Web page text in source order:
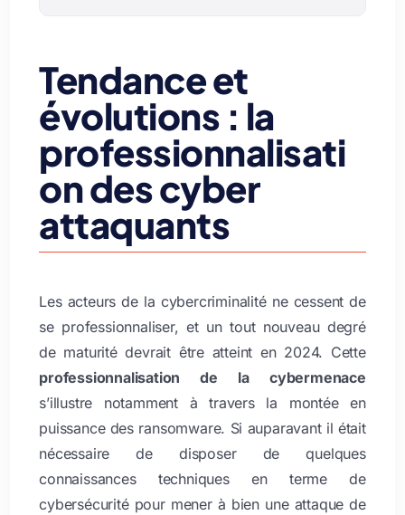
Tendance et
évolutions : la
professionnalisati
on des cyber
attaquants
Les acteurs de la cybercriminalité ne cessent de
se professionnaliser, et un tout nouveau degré
de maturité devrait être atteint en 2024. Cette
professionnalisation de la cybermenace
s’illustre notamment à travers la montée en
puissance des ransomware. Si auparavant il était
nécessaire de disposer de quelques
connaissances techniques en terme de
cybersécurité pour mener à bien une attaque de